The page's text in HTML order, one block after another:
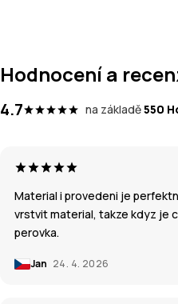
Hodnocení a
4.7 na základě550
Material i provedeni je
vrstvit material, takze kdyz je
perovka.
Jan 24. 4. 2026